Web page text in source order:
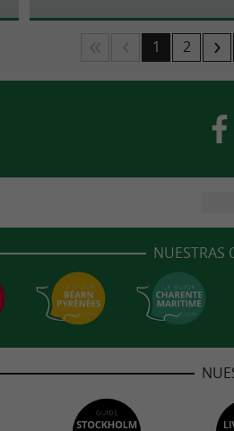
1 2
NUESTRAS